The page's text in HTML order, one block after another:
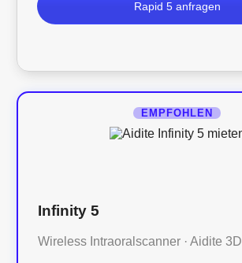
Rapid 5 anfragen
EMPFOHLEN
Infinity 5
Wireless Intraoralscanner · Aidite 3D